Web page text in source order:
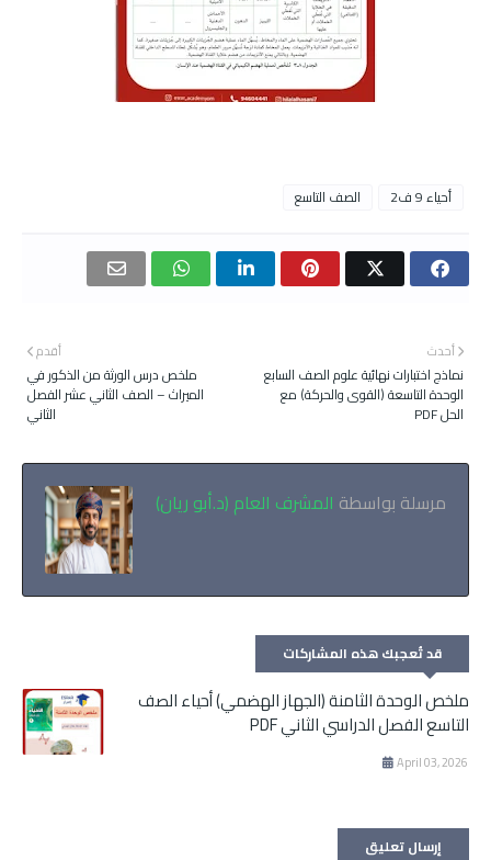
أحياء 9 ف2 الصف التاسع
أحدث
نماذج اختبارات نهائية علوم الصف السابع
الوحدة التاسعة (القوى والحركة) مع
الحل PDF
أقدم
ملخص درس الورثة من الذكور في
الميراث – الصف الثاني عشر الفصل
الثاني
مرسلة بواسطة المشرف العام (د.أبو ريان)
قد تُعجبك هذه المشاركات
ملخص الوحدة الثامنة (الجهاز الهضمي) أحياء الصف
التاسع الفصل الدراسي الثاني PDF
April 03, 2026
إرسال تعليق